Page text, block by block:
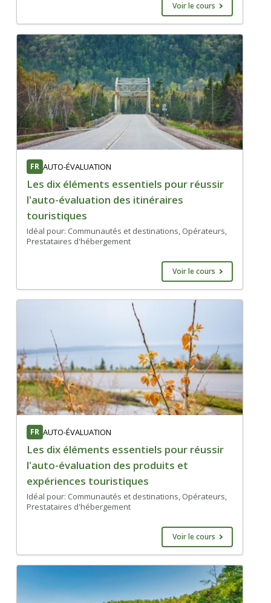
Voir le cours
FR AUTO-ÉVALUATION
Les dix éléments essentiels pour réussir
l'auto-évaluation des itinéraires
touristiques
Idéal pour: Communautés et destinations, Opérateurs,
Prestataires d'hébergement
Voir le cours
FR AUTO-ÉVALUATION
Les dix éléments essentiels pour réussir
l'auto-évaluation des produits et
expériences touristiques
Idéal pour: Communautés et destinations, Opérateurs,
Prestataires d'hébergement
Voir le cours